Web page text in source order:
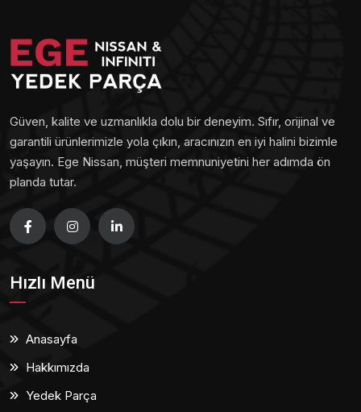
Güven, kalite ve uzmanlıkla dolu bir deneyim. Sıfır, orijinal ve
garantili ürünlerimizle yola çıkın, aracınızın en iyi halini bizimle
yaşayın. Ege Nissan, müşteri memnuniyetini her adımda ön
planda tutar.
Hızlı Menü
Anasayfa
Hakkımızda
Yedek Parça